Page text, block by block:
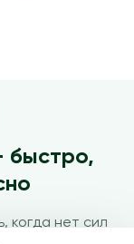
быстро,
когда нет сил